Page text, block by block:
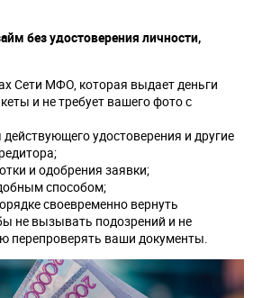
без удостоверения личности,
Сети МФО, которая выдает деньги
и не требует вашего фото с
удостоверения и другие
и одобрения заявки;
способом;
своевременно вернуть
не вызывать подозрений и не
перепроверять ваши документы.